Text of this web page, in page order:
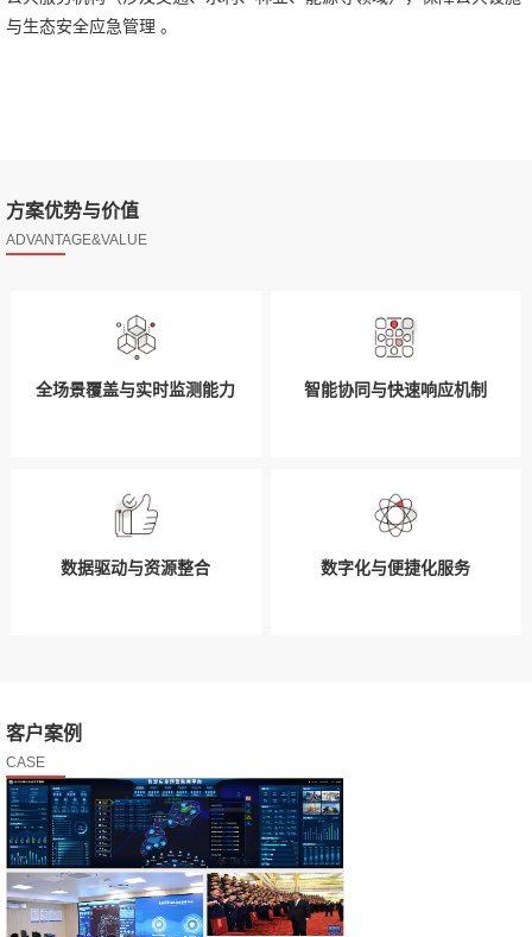
与生态安全应急管理 。
方案优势与价值
ADVANTAGE&VALUE
全场景覆盖与实时监测能力 智能协同与快速响应机制
数据驱动与资源整合 数字化与便捷化服务
客户案例
CASE